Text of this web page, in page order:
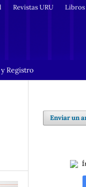
Registro
Revistas URU Libros
Enviar un